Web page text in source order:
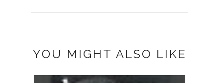
YOU MIGHT ALSO LIKE